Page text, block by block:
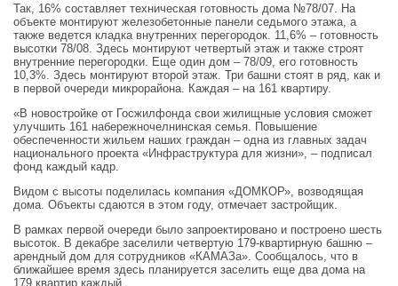
Так, 16% составляет техническая готовность дома №78/07. На
объекте монтируют железобетонные панели седьмого этажа, а
также ведется кладка внутренних перегородок. 11,6% – готовность
высотки 78/08. Здесь монтируют четвертый этаж и также строят
внутренние перегородки. Еще один дом – 78/09, его готовность
10,3%. Здесь монтируют второй этаж. Три башни стоят в ряд, как и
в первой очереди микрорайона. Каждая – на 161 квартиру.
«В новостройке от Госжилфонда свои жилищные условия сможет
улучшить 161 набережночелнинская семья. Повышение
обеспеченности жильем наших граждан – одна из главных задач
национального проекта «Инфраструктура для жизни», – подписал
фонд каждый кадр.
Видом с высоты поделилась компания «ДОМКОР», возводящая
дома. Объекты сдаются в этом году, отмечает застройщик.
В рамках первой очереди было запроектировано и построено шесть
высоток. В декабре заселили четвертую 179-квартирную башню –
арендный дом для сотрудников «КАМАЗа». Сообщалось, что в
ближайшее время здесь планируется заселить еще два дома на
179 квартир каждый.